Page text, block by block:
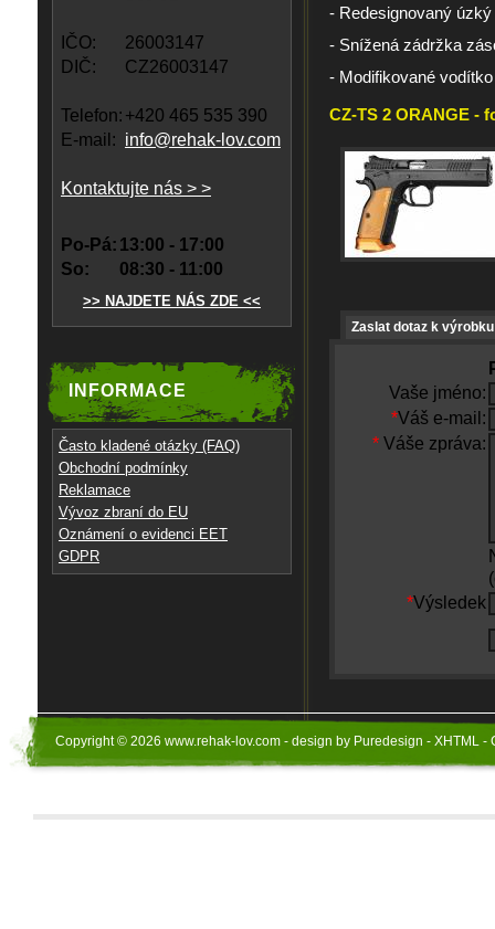
IČO:
26003147
DIČ:
CZ26003147
Telefon: +420 465 535 390
E-mail: info@rehak-lov.com
Kontaktujte nás > >
Po-Pá: 13:00 - 17:00
So:
08:30 - 11:00
>> NAJDETE NÁS ZDE <<
INFORMACE
Často kladené otázky (FAQ)
Obchodní podmínky
Reklamace
Vývoz zbraní do EU
Oznámení o evidenci EET
GDPR
- Redesignovaný
- Snížená zádržka
- Modifikované
CZ-TS 2 ORANGE -
Zaslat dotaz k výrobku
Vaše jméno:
*Váš e-mail:
* Váše zpráva:
*Výsledek
Copyright © 2026 www.rehak-lov.com - design by Puredesign - XHTML -